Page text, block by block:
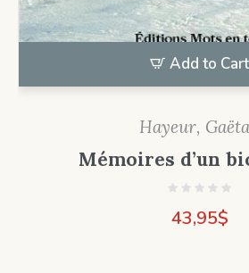
Add to Cart
Hayeur,
Mémoires d’un
43,95$